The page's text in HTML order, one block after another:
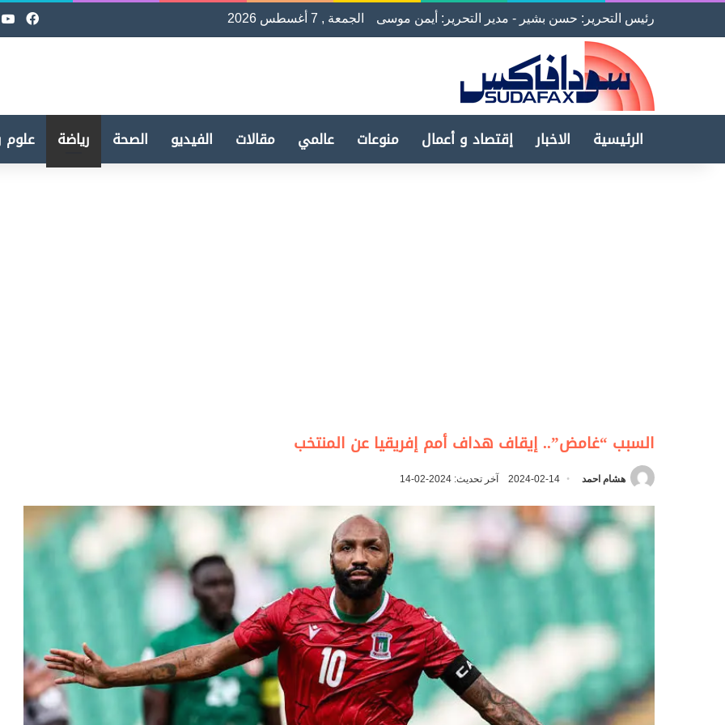
رئيس التحرير: حسن بشير - مدير التحرير: أيمن موسى الجمعة , 7 أغسطس 2026
الرئيسية الاخبار إقتصاد و أعمال منوعات عالمي مقالات الفيديو الصحة رياضة علوم
السبب “غامض”.. إيقاف هداف أمم إفريقيا عن المنتخب
هشام احمد 2024-02-14 آخر تحديث: 2024-02-14